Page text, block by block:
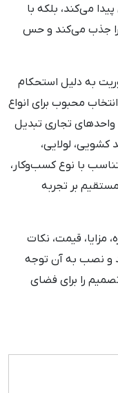
می‌کند، بلکه با
را جذب می‌کند و حس
به دلیل استحکام
محبوب برای انواع
واحدهای تجاری تبدیل
لولایی،
با نوع کسب‌وکار،
بر تجربه
مزایا، قیمت، نکات
و نصب به آن توجه
را برای فضای